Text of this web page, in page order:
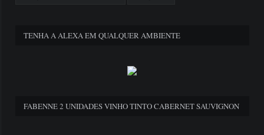
TENHA A ALEXA EM QUALQUER AMBIENTE
FABENNE 2 UNIDADES VINHO TINTO CABERNET SAUVIGNON